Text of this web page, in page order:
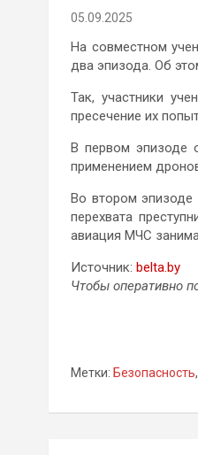
эпизода
05.09.2025
На совместном
два эпизода. Об
Так, участники
пресечение их
В первом эпизоде
применением
Во втором эпизоде
перехвата
авиация МЧС
Источник: belta.by
Чтобы оперативно
Метки: Безопасность,